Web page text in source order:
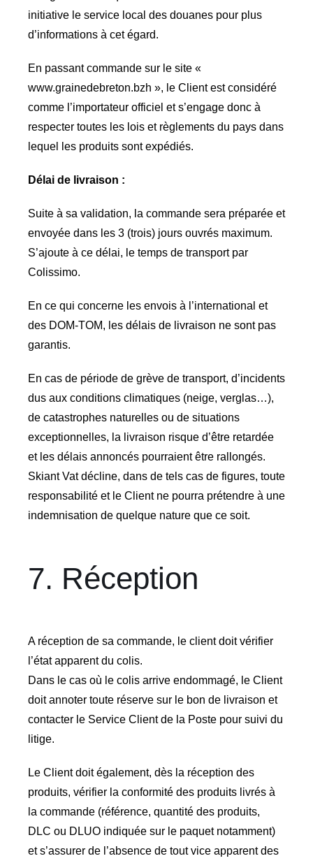
initiative le service local des douanes pour plus
d’informations à cet égard.
En passant commande sur le site «
www.grainedebreton.bzh », le Client est considéré
comme l’importateur officiel et s’engage donc à
respecter toutes les lois et règlements du pays dans
lequel les produits sont expédiés.
Délai de livraison :
Suite à sa validation, la commande sera préparée et
envoyée dans les 3 (trois) jours ouvrés maximum.
S’ajoute à ce délai, le temps de transport par
Colissimo.
En ce qui concerne les envois à l’international et
des DOM-TOM, les délais de livraison ne sont pas
garantis.
En cas de période de grève de transport, d’incidents
dus aux conditions climatiques (neige, verglas…),
de catastrophes naturelles ou de situations
exceptionnelles, la livraison risque d’être retardée
et les délais annoncés pourraient être rallongés.
Skiant Vat décline, dans de tels cas de figures, toute
responsabilité et le Client ne pourra prétendre à une
indemnisation de quelque nature que ce soit.
7. Réception
A réception de sa commande, le client doit vérifier
l’état apparent du colis.
Dans le cas où le colis arrive endommagé, le Client
doit annoter toute réserve sur le bon de livraison et
contacter le Service Client de la Poste pour suivi du
litige.
Le Client doit également, dès la réception des
produits, vérifier la conformité des produits livrés à
la commande (référence, quantité des produits,
DLC ou DLUO indiquée sur le paquet notamment)
et s’assurer de l’absence de tout vice apparent des